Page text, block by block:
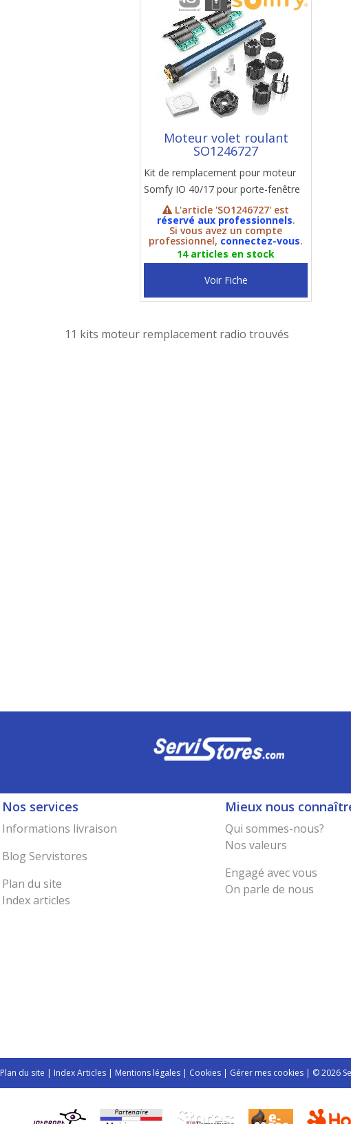
Moteur volet roulant
SO1246727
Kit de remplacement pour moteur
Somfy IO 40/17 pour porte-fenêtre
L'article 'SO1246727' est
réservé aux professionnels.
Si vous avez un compte
professionnel, connectez-vous.
14 articles en stock
Voir Fiche
11 kits moteur remplacement radio trouvés
Nos services
Informations livraison
Blog Servistores
Plan du site
Index articles
Mieux nous
Qui sommes-nous?
Nos valeurs
Engagé avec vous
On parle de nous
Plan du site | Index Articles | Mentions légales | Cookies | Gérer mes cookies | © 2026